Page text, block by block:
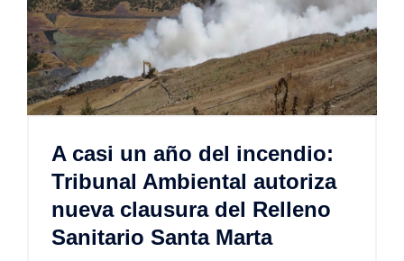
A casi un año del incendio:
Tribunal Ambiental autoriza
nueva clausura del Relleno
Sanitario Santa Marta